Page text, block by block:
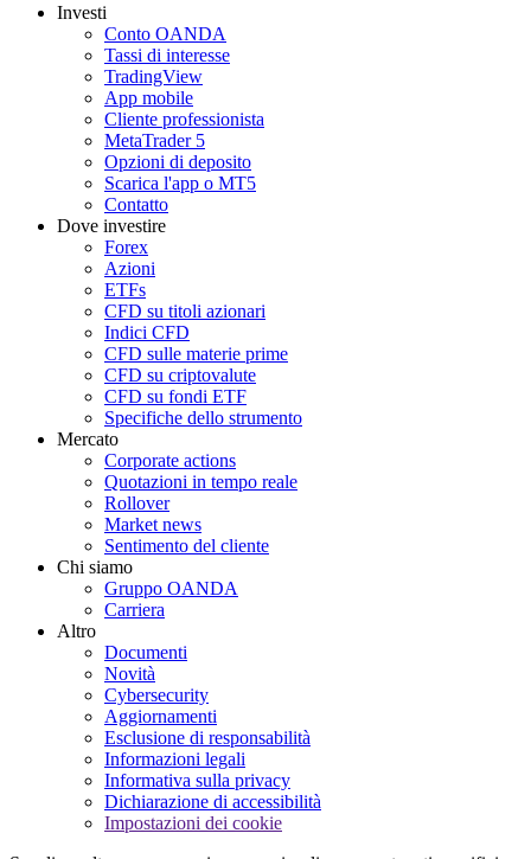
Investi
Conto OANDA
Tassi di interesse
TradingView
App mobile
Cliente professionista
MetaTrader 5
Opzioni di deposito
Scarica l'app o MT5
Contatto
Dove investire
Forex
Azioni
ETFs
CFD su titoli azionari
Indici CFD
CFD sulle materie prime
CFD su criptovalute
CFD su fondi ETF
Specifiche dello strumento
Mercato
Corporate actions
Quotazioni in tempo reale
Rollover
Market news
Sentimento del cliente
Chi siamo
Gruppo OANDA
Carriera
Altro
Documenti
Novità
Cybersecurity
Aggiornamenti
Esclusione di responsabilità
Informazioni legali
Informativa sulla privacy
Dichiarazione di accessibilità
Impostazioni dei cookie